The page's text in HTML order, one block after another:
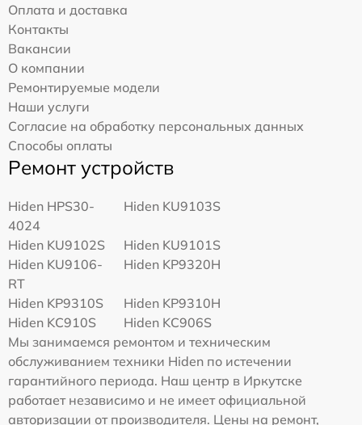
Оплата и доставка
Контакты
Вакансии
О компании
Ремонтируемые модели
Наши услуги
Согласие на обработку персональных данных
Способы оплаты
Ремонт устройств
Hiden HPS30-
4024
Hiden KU9103S
Hiden KU9102S
Hiden KU9101S
Hiden KU9106-
RT
Hiden KP9320H
Hiden KP9310S
Hiden KP9310H
Hiden KC910S
Hiden KC906S
Мы занимаемся ремонтом и техническим
обслуживанием техники Hiden по истечении
гарантийного периода. Наш центр в Иркутске
работает независимо и не имеет официальной
авторизации от производителя. Цены на ремонт,